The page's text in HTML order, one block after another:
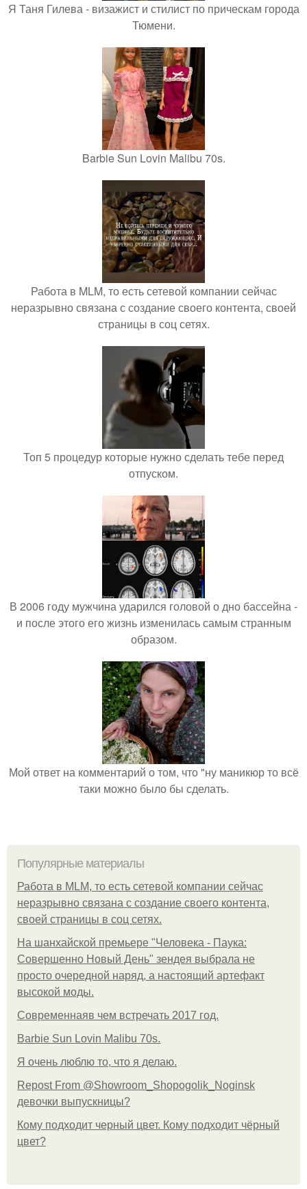
Я Таня Гилева - визажист и стилист по прическам города
Тюмени.
Barbie Sun Lovin Malibu 70s.
Работа в MLM, то есть сетевой компании сейчас
неразрывно связана с создание своего контента, своей
страницы в соц сетях.
Топ 5 процедур которые нужно сделать тебе перед
отпуском.
В 2006 году мужчина ударился головой о дно бассейна -
и после этого его жизнь изменилась самым странным
образом.
Мой ответ на комментарий о том, что "ну маникюр то всё
таки можно было бы сделать.
Популярные материалы
Работа в MLM, то есть сетевой компании сейчас
неразрывно связана с создание своего контента,
своей страницы в соц сетях.
На шанхайской премьере "Человека - Паука:
Совершенно Новый День" зендея выбрала не
просто очередной наряд, а настоящий артефакт
высокой моды.
Современнаяв чем встречать 2017 год.
Barbie Sun Lovin Malibu 70s.
Я очень люблю то, что я делаю.
Repost From @Showroom_Shopogolik_Noginsk
девочки выпускницы?
Кому подходит черный цвет. Кому подходит чёрный
цвет?